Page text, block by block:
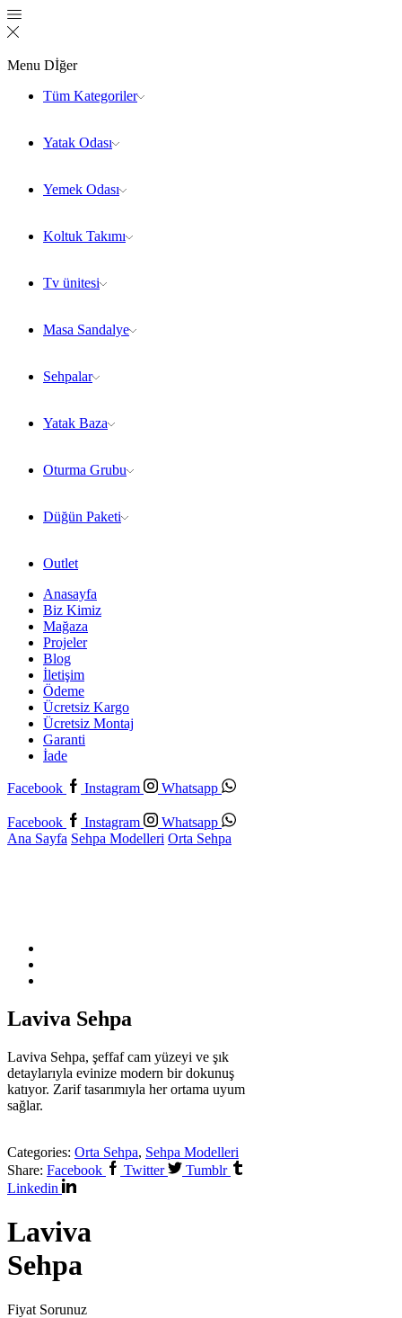
Menu Dİğer
Tüm Kategoriler
Yatak Odası
Yemek Odası
Koltuk Takımı
Tv ünitesi
Masa Sandalye
Sehpalar
Yatak Baza
Oturma Grubu
Düğün Paketi
Outlet
Anasayfa
Biz Kimiz
Mağaza
Projeler
Blog
İletişim
Ödeme
Ücretsiz Kargo
Ücretsiz Montaj
Garanti
İade
Facebook Instagram Whatsapp
Facebook Instagram
Whatsapp
Ana Sayfa Sehpa Modelleri Orta Sehpa
Laviva Sehpa
Laviva Sehpa, şeffaf cam yüzeyi ve şık
detaylarıyla evinize modern bir dokunuş
katıyor. Zarif tasarımıyla her ortama uyum
sağlar.
Categories: Orta Sehpa, Sehpa Modelleri
Share: Facebook Twitter
Tumblr
Linkedin
Laviva
Sehpa
Fiyat Sorunuz